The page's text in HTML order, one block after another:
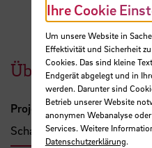
Übersicht
Projektleitung
Scharff Rethfeldt, Wiebke,
Ihre Cookie
Um unsere Website in
Effektivität und Sicherheit
Cookies. Das sind kleine
Endgerät abgelegt und in
werden. Darunter sind
Betrieb unserer Website
anonymen Webanalyse
Services. Weitere
Datenschutzerklärung.